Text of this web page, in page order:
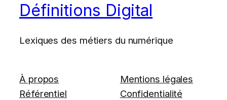
Définitions Digital
Lexiques des métiers du numérique
À propos
Référentiel
Mentions légales
Confidentialité